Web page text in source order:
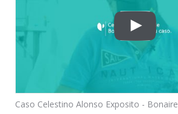
Caso Celestino Alonso Exposito - Bonaire